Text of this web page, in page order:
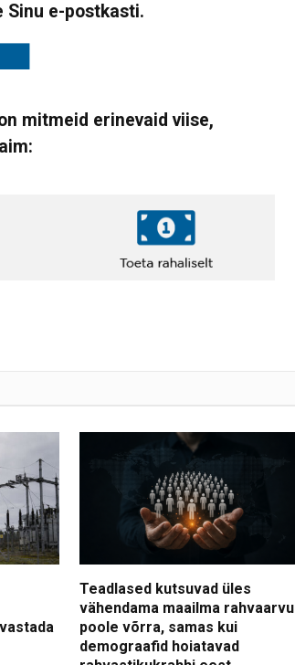
Sinu e-postkasti.
mitmeid erinevaid viise,
Teadlased kutsuvad üles
vähendama maailma rahvaarvu
poole võrra, samas kui
demograafid hoiatavad